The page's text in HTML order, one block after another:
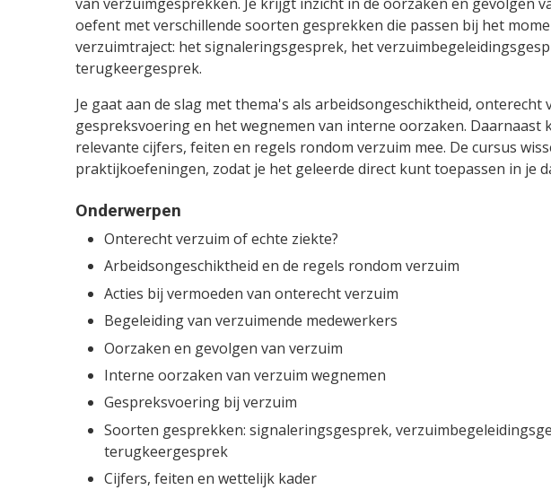
oefent met verschillende soorten gesprekken die passen bij het
verzuimtraject: het signaleringsgesprek, het
terugkeergesprek.
Je gaat aan de slag met thema's als arbeidsongeschiktheid, onterecht
gespreksvoering en het wegnemen van interne oorzaken. Daarnaast
relevante cijfers, feiten en regels rondom verzuim mee. De cursus
praktijkoefeningen, zodat je het geleerde direct kunt toepassen in je
Onderwerpen
Onterecht verzuim of echte ziekte?
Arbeidsongeschiktheid en de regels rondom verzuim
Acties bij vermoeden van onterecht verzuim
Begeleiding van verzuimende medewerkers
Oorzaken en gevolgen van verzuim
Interne oorzaken van verzuim wegnemen
Gespreksvoering bij verzuim
Soorten gesprekken: signaleringsgesprek,
terugkeergesprek
Cijfers, feiten en wettelijk kader